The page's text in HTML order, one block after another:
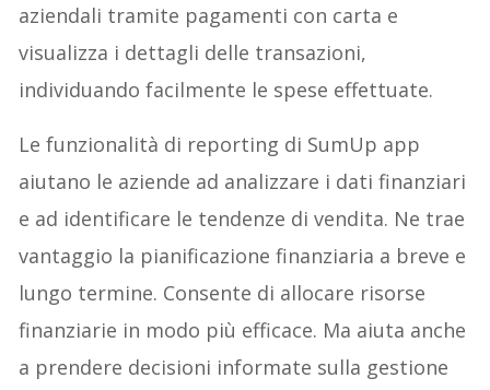
aziendali tramite pagamenti con carta e
visualizza i dettagli delle transazioni,
individuando facilmente le spese effettuate.
Le funzionalità di reporting di SumUp app
aiutano le aziende ad analizzare i dati finanziari
e ad identificare le tendenze di vendita. Ne trae
vantaggio la pianificazione finanziaria a breve e
lungo termine. Consente di allocare risorse
finanziarie in modo più efficace. Ma aiuta anche
a prendere decisioni informate sulla gestione